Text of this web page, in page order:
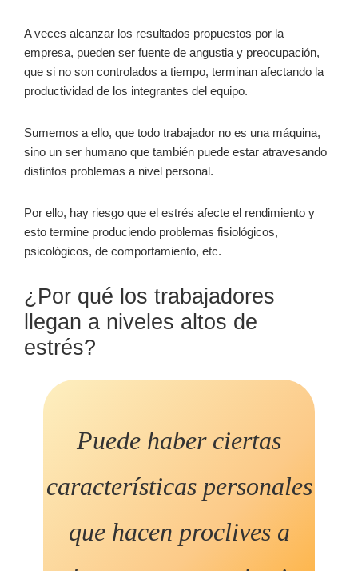
A veces alcanzar los resultados propuestos por la
empresa, pueden ser fuente de angustia y preocupación,
que si no son controlados a tiempo, terminan afectando la
productividad de los integrantes del equipo.
Sumemos a ello, que todo trabajador no es una máquina,
sino un ser humano que también puede estar atravesando
distintos problemas a nivel personal.
Por ello, hay riesgo que el estrés afecte el rendimiento y
esto termine produciendo problemas fisiológicos,
psicológicos, de comportamiento, etc.
¿Por qué los trabajadores
llegan a niveles altos de
estrés?
Puede haber ciertas
características personales
que hacen proclives a